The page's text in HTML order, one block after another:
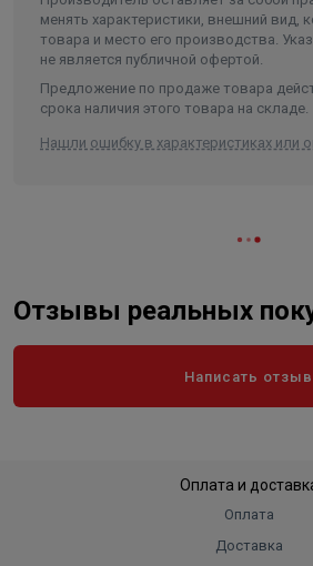
Ширина в упаковке, см. 33.000
Высота в упаковке, см. 64.000
Вес в упаковке, кг 37.000
Высота 640
0.12144
менять характеристики, внешний вид,
товара и место его производства.
не является публичной офертой.
Предложение по продаже товара
срока наличия этого товара на складе.
Нашли ошибку в характеристиках или
Отзывы реальных
Написать отзыв
Оплата и
Оплата
Доставка